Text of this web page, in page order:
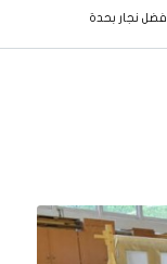
افضل نجار بحدة